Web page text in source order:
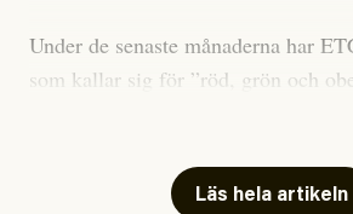
Under de senaste månaderna har
som kallar sig för ”röd, grön och
skriver för? Vad betyder det att vara
Läs hela artikeln